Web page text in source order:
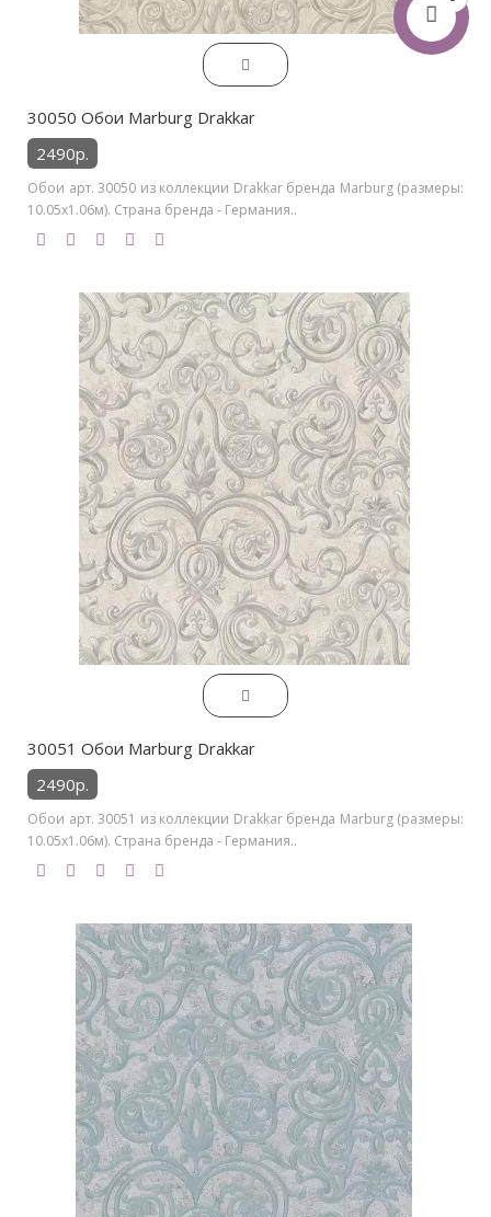
30050 Обои Marburg Drakkar
2490р.
Обои арт. 30050 из коллекции Drakkar бренда Marburg (размеры:
10.05х1.06м). Страна бренда - Германия..
30051 Обои Marburg Drakkar
2490р.
Обои арт. 30051 из коллекции Drakkar бренда Marburg (размеры:
10.05х1.06м). Страна бренда - Германия..